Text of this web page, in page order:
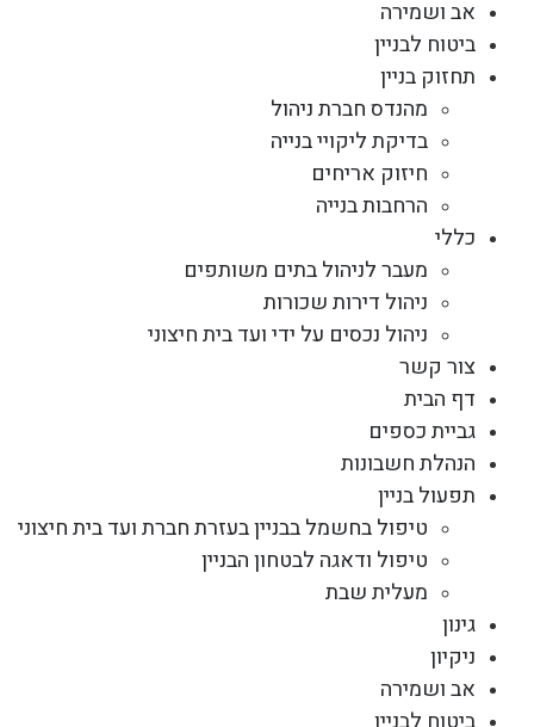
אב ושמירה
ביטוח לבניין
תחזוק בניין
מהנדס חברת ניהול
בדיקת ליקויי בנייה
חיזוק אריחים
הרחבות בנייה
כללי
מעבר לניהול בתים משותפים
ניהול דירות שכורות
ניהול נכסים על ידי ועד בית חיצוני
צור קשר
דף הבית
גביית כספים
הנהלת חשבונות
תפעול בניין
טיפול בחשמל בבניין בעזרת חברת ועד בית חיצוני
טיפול ודאגה לבטחון הבניין
מעלית שבת
גינון
ניקיון
אב ושמירה